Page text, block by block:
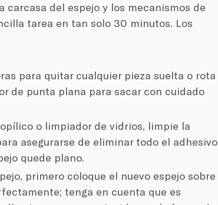
carcasa del espejo y los mecanismos de
tarea en tan solo 30 minutos. Los
para quitar cualquier pieza suelta o rota
de punta plana para sacar con cuidado
o limpiador de vidrios, limpie la
asegurarse de eliminar todo el adhesivo
quede plano.
primero coloque el nuevo espejo sobre
tenga en cuenta que es